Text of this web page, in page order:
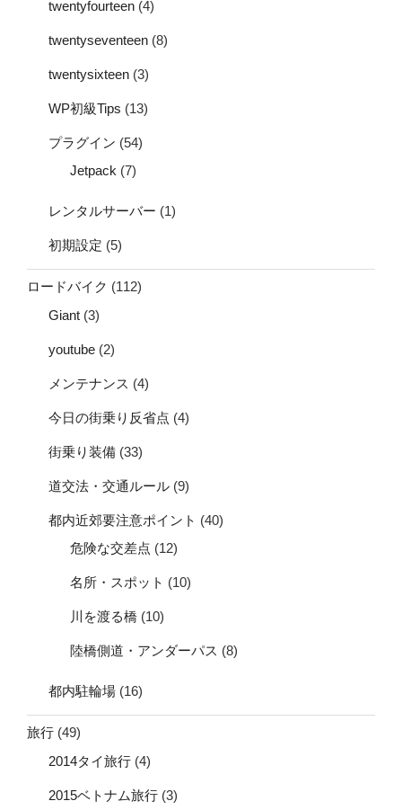
twentyfourteen (4)
twentyseventeen (8)
twentysixteen (3)
WP初級Tips (13)
プラグイン (54)
Jetpack (7)
レンタルサーバー (1)
初期設定 (5)
ロードバイク (112)
Giant (3)
youtube (2)
メンテナンス (4)
今日の街乗り反省点 (4)
街乗り装備 (33)
道交法・交通ルール (9)
都内近郊要注意ポイント (40)
危険な交差点 (12)
名所・スポット (10)
川を渡る橋 (10)
陸橋側道・アンダーパス (8)
都内駐輪場 (16)
旅行 (49)
2014タイ旅行 (4)
2015ベトナム旅行 (3)